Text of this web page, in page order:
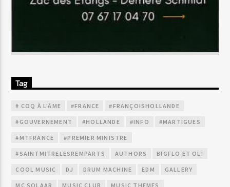
Tag
# COQ À L'ÂME #FRANCE #FRANÇOISHOLLANDE
#GOUVERNEMENT #HOLLANDE #INFO #MARTIGUES
#MTFRANCE #PREMIER MINISTRE
#SAINTMITRELESREMPARTS AUTHORS BIGFLO ET OLI
COOL MUSIC DJ DRUM MACHINE EDM GALLERY
MC SOLAAR MUSIC CLUB MUSIC THEMES